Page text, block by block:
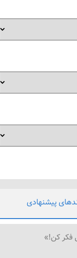
پیشنهادی
فکر کن!»